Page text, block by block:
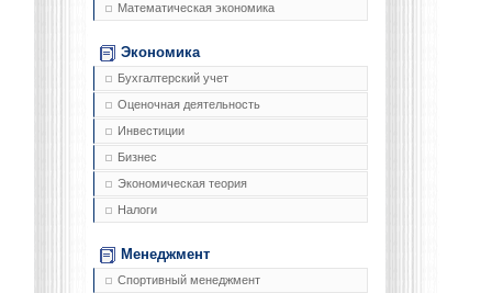
Математическая экономика
Экономика
Бухгалтерский учет
Оценочная деятельность
Инвестиции
Бизнес
Экономическая теория
Налоги
Менеджмент
Спортивный менеджмент